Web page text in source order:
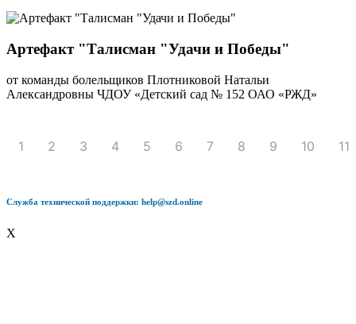
Артефакт "Талисман "Удачи и Победы"
от команды болельщиков Плотниковой Натальи
Александровны ЧДОУ «Детский сад № 152 ОАО «РЖД»
1 2 3 4 5 6 7 8 9 10 11
Служба технической поддержки: help@szd.online
X